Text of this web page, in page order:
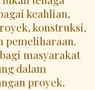
keahlian,
konstruksi,
pemeliharaan.
masyarakat
dalam
proyek.